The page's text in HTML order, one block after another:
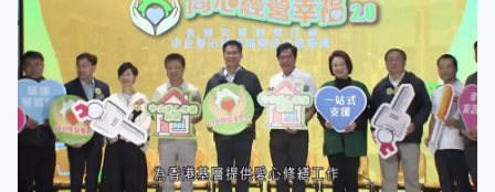
例。」 研討會有幾十名劏房居民及區議員出席，有人擔心
小朋友跨區搬屋影響學業及成長，何永賢相信簡約公屋營
運團體會安排活動促進鄰舍關係。對於外界意見指簡樸房
要設有向街窗戶，技術上有困難，何永賢稱部分光井衛生
惡劣，不能接受，會繼續研究簡樸房的基本條件。